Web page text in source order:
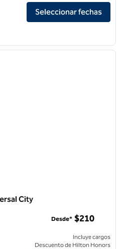
Inn Burbank Los Angeles
Seleccionar fechas
City
Desde* $210
Incluye cargos
Descuento de Hilton Honors